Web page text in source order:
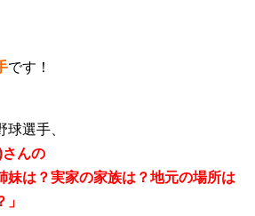
です！
選手、
さんの
妹は？実家の家族は？地元の場所は